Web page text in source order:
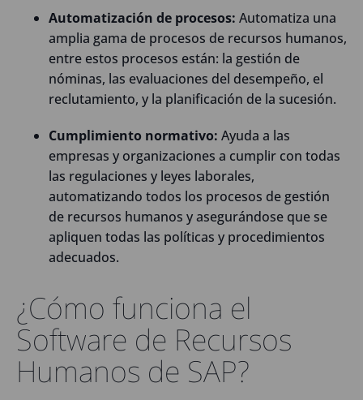
Automatización de procesos: Automatiza una
amplia gama de procesos de recursos humanos,
entre estos procesos están: la gestión de
nóminas, las evaluaciones del desempeño, el
reclutamiento, y la planificación de la sucesión.
Cumplimiento normativo: Ayuda a las
empresas y organizaciones a cumplir con todas
las regulaciones y leyes laborales,
automatizando todos los procesos de gestión
de recursos humanos y asegurándose que se
apliquen todas las políticas y procedimientos
adecuados.
¿Cómo funciona el
Software de Recursos
Humanos de SAP?